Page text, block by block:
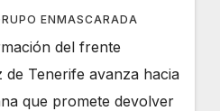
junto al puerto
ENMASCARADA
del frente
Tenerife avanza hacia
que promete devolver